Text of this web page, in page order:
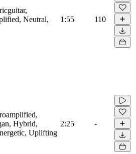
Neutral,
1:55 110
Hybrid,
Uplifting
2:25 -